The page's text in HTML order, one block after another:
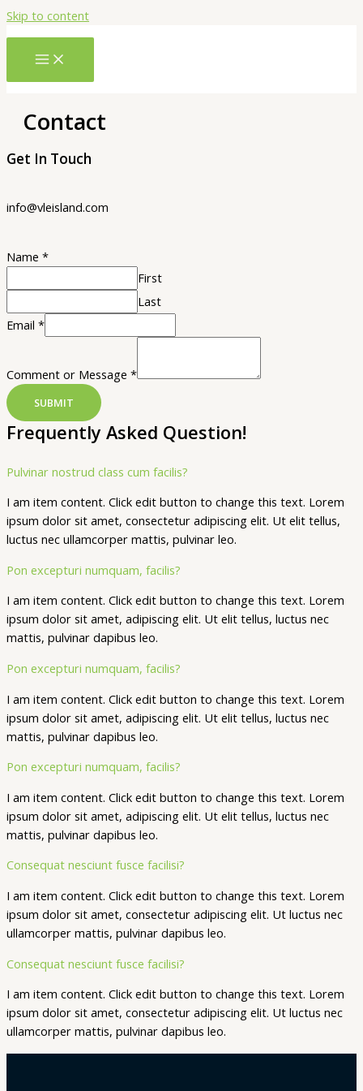
Skip to content
Contact
Get In Touch
info@vleisland.com
Name *
First
Last
Email *
Comment or Message *
SUBMIT
Frequently Asked Question!
Pulvinar nostrud class cum facilis?
I am item content. Click edit button to change this text. Lorem
ipsum dolor sit amet, consectetur adipiscing elit. Ut elit tellus,
luctus nec ullamcorper mattis, pulvinar leo.
Pon excepturi numquam, facilis?
I am item content. Click edit button to change this text. Lorem
ipsum dolor sit amet, adipiscing elit. Ut elit tellus, luctus nec
mattis, pulvinar dapibus leo.
Pon excepturi numquam, facilis?
I am item content. Click edit button to change this text. Lorem
ipsum dolor sit amet, adipiscing elit. Ut elit tellus, luctus nec
mattis, pulvinar dapibus leo.
Pon excepturi numquam, facilis?
I am item content. Click edit button to change this text. Lorem
ipsum dolor sit amet, adipiscing elit. Ut elit tellus, luctus nec
mattis, pulvinar dapibus leo.
Consequat nesciunt fusce facilisi?
I am item content. Click edit button to change this text. Lorem
ipsum dolor sit amet, consectetur adipiscing elit. Ut luctus nec
ullamcorper mattis, pulvinar dapibus leo.
Consequat nesciunt fusce facilisi?
I am item content. Click edit button to change this text. Lorem
ipsum dolor sit amet, consectetur adipiscing elit. Ut luctus nec
ullamcorper mattis, pulvinar dapibus leo.